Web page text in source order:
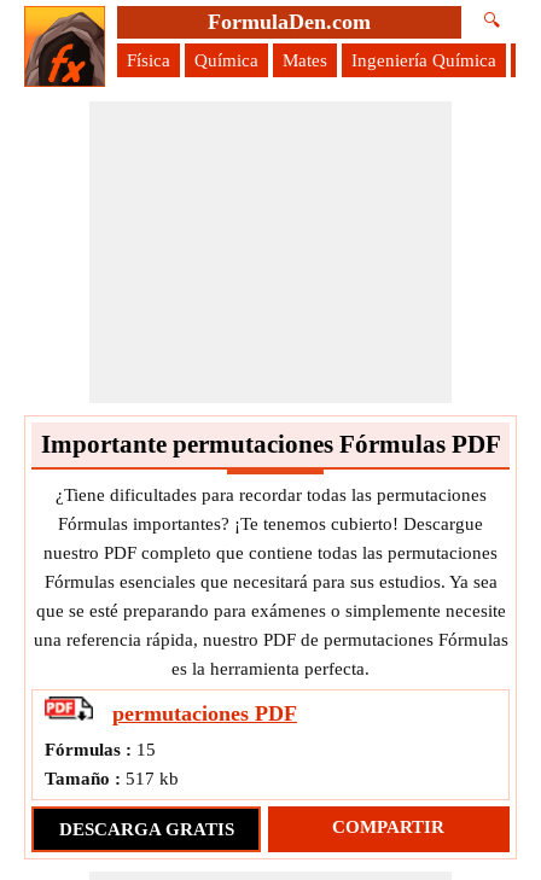
FormulaDen.com 🔍
Física Química Mates Ingeniería Química
Importante permutaciones Fórmulas PDF
¿Tiene dificultades para recordar todas las permutaciones
Fórmulas importantes? ¡Te tenemos cubierto! Descargue
nuestro PDF completo que contiene todas las permutaciones
Fórmulas esenciales que necesitará para sus estudios. Ya sea
que se esté preparando para exámenes o simplemente necesite
una referencia rápida, nuestro PDF de permutaciones Fórmulas
es la herramienta perfecta.
permutaciones PDF
Fórmulas : 15
Tamaño : 517 kb
DESCARGA GRATIS COMPARTIR